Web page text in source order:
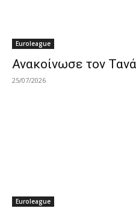
Euroleague
Ανακοίνωσε τον
25/07/2026
Euroleague